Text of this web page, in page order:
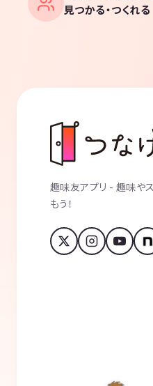
見つかる・つくれる
趣味友アプリ - 趣味や
もう！